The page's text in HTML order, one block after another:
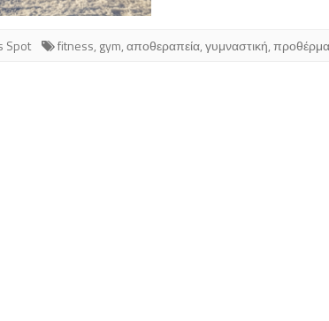
Spot fitness, gym,αποθεραπεία,γυμναστική,